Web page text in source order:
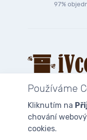
97%
© 2025
Používáme
Kliknutím na
chování
cookies.